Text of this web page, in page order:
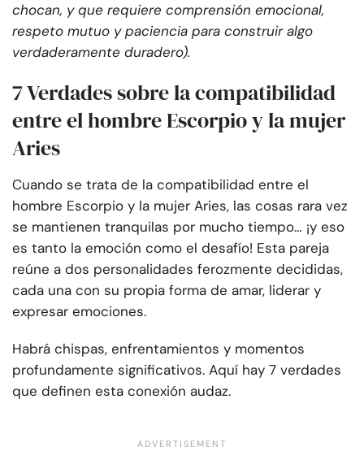
chocan, y que requiere comprensión emocional,
respeto mutuo y paciencia para construir algo
verdaderamente duradero).
7 Verdades sobre la compatibilidad
entre el hombre Escorpio y la mujer
Aries
Cuando se trata de la compatibilidad entre el
hombre Escorpio y la mujer Aries, las cosas rara vez
se mantienen tranquilas por mucho tiempo… ¡y eso
es tanto la emoción como el desafío! Esta pareja
reúne a dos personalidades ferozmente decididas,
cada una con su propia forma de amar, liderar y
expresar emociones.
Habrá chispas, enfrentamientos y momentos
profundamente significativos. Aquí hay 7 verdades
que definen esta conexión audaz.